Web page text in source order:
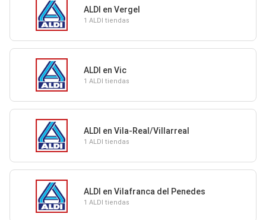
ALDI en Vergel
1 ALDI tiendas
ALDI en Vic
1 ALDI tiendas
ALDI en Vila-Real/Villarreal
1 ALDI tiendas
ALDI en Vilafranca del Penedes
1 ALDI tiendas